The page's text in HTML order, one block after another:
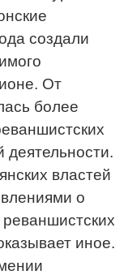
создали
От
более
властей
о
иное.